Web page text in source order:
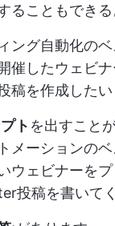
ることもできる
ング自動化の
催したウェビ
稿を作成したい
ト を出すこと
メーションの
ウェビナーを
投稿を書いてく